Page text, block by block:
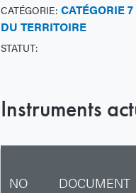
CATÉGORIE: CATÉGORIE
DU TERRITOIRE
STATUT:
Instruments
NO DOCUMENT